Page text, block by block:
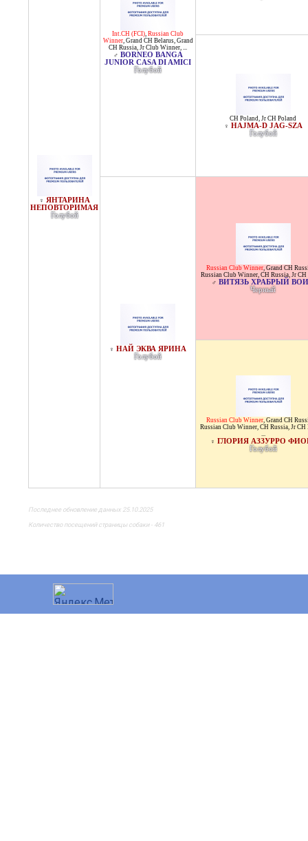
♀ ЯНТАРИНА
НЕПОВТОРИМАЯ
Голубой
Int.CH (FCI), Russian Club
Winner, Grand CH Belarus, Grand
CH Russia, Jr Club Winner, ...
♂ BORNEO BANGA
JUNIOR CASA DI AMICI
Голубой
CH Poland, Jr CH Poland
♀ HAJMA-D JAG-SZA
Голубой
♀ НАЙ ЭКВА ЯРИНА
Голубой
Russian Club Winner, Grand CH
Russian Club Winner, CH Russia, Jr CH
♂ ВИТЯЗЬ ХРАБРЫЙ
Черный
Russian Club Winner, Grand CH
Russian Club Winner, CH Russia, Jr CH
...
♀ ГЛОРИЯ АЗЗУРРО
Голубой
Последнее обновление данных 25.10.2025
Количество посещений страницы собаки - 461